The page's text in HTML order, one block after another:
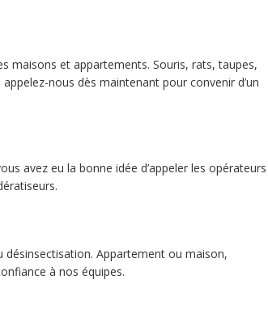
maisons et appartements. Souris, rats, taupes,
nous dès maintenant pour convenir d’un
avez eu la bonne idée d’appeler les opérateurs
désinsectisation. Appartement ou maison,
à nos équipes.